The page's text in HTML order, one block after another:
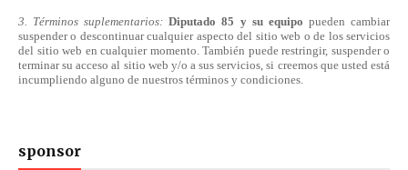
3. Términos suplementarios:Diputado 85 y su equipo pueden cambiar
suspender o descontinuar cualquier aspecto del sitio web o de los servicios
del sitio web en cualquier momento. También puede restringir, suspender o
terminar su acceso al sitio web y/o a sus servicios, si creemos que usted está
incumpliendo alguno de nuestros términos y condiciones.
sponsor